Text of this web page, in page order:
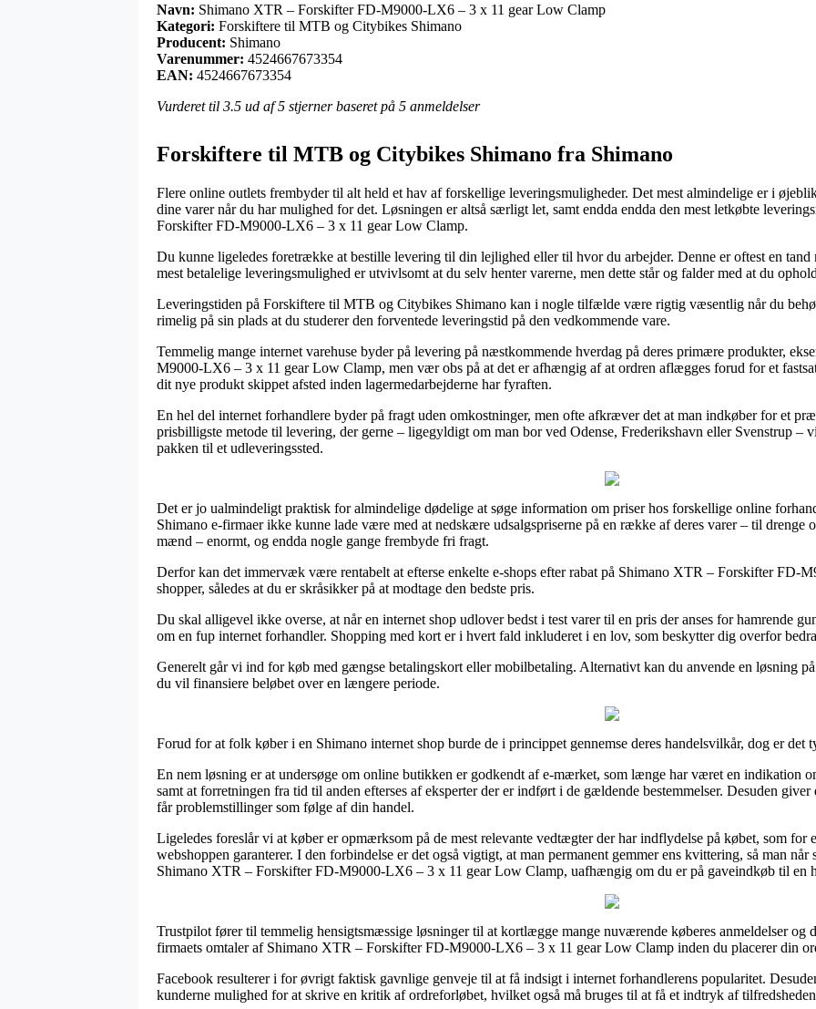
Navn: Shimano XTR – Forskifter FD-M9000-LX6 – 3 x 11 gear Low Clamp
Kategori: Forskiftere til MTB og Citybikes Shimano
Producent: Shimano
Varenummer: 4524667673354
EAN: 4524667673354
Vurderet til 3.5 ud af 5 stjerner baseret på 5 anmeldelser
Forskiftere til MTB og Citybikes Shimano fra Shimano
Flere online outlets frembyder til alt held et hav af forskellige leveringsmuligheder. Det mest almindelige er i
dine varer når du har mulighed for det. Løsningen er altså særligt let, samt endda endda den mest letkøbte
Forskifter FD-M9000-LX6 – 3 x 11 gear Low Clamp.
Du kunne ligeledes foretrække at bestille levering til din lejlighed eller til hvor du arbejder. Denne er oftest en
mest betalelige leveringsmulighed er utvivlsomt at du selv henter varerne, men dette står og falder med at du
Leveringstiden på Forskiftere til MTB og Citybikes Shimano kan i nogle tilfælde være rigtig væsentlig når du
rimelig på sin plads at du studerer den forventede leveringstid på den vedkommende vare.
Temmelig mange internet varehuse byder på levering på næstkommende hverdag på deres primære produkter,
M9000-LX6 – 3 x 11 gear Low Clamp, men vær obs på at det er afhængig af at ordren aflægges forud for et
dit nye produkt skippet afsted inden lagermedarbejderne har fyraften.
En hel del internet forhandlere byder på fragt uden omkostninger, men ofte afkræver det at man indkøber for et
prisbilligste metode til levering, der gerne – ligegyldigt om man bor ved Odense, Frederikshavn eller Svenstrup –
pakken til et udleveringssted.
Det er jo ualmindeligt praktisk for almindelige dødelige at søge information om priser hos forskellige online
Shimano e-firmaer ikke kunne lade være med at nedskære udsalgspriserne på en række af deres varer – til drenge
mænd – enormt, og endda nogle gange frembyde fri fragt.
Derfor kan det immervæk være rentabelt at efterse enkelte e-shops efter rabat på Shimano XTR – Forskifter FD-
shopper, således at du er skråsikker på at modtage den bedste pris.
Du skal alligevel ikke overse, at når en internet shop udlover bedst i test varer til en pris der anses for hamrende
om en fup internet forhandler. Shopping med kort er i hvert fald inkluderet i en lov, som beskytter dig overfor
Generelt går vi ind for køb med gængse betalingskort eller mobilbetaling. Alternativt kan du anvende en løsning
du vil finansiere beløbet over en længere periode.
Forud for at folk køber i en Shimano internet shop burde de i princippet gennemse deres handelsvilkår, dog er det
En nem løsning er at undersøge om online butikken er godkendt af e-mærket, som længe har været en indikation
samt at forretningen fra tid til anden efterses af eksperter der er indført i de gældende bestemmelser. Desuden
får problemstillinger som følge af din handel.
Ligeledes foreslår vi at køber er opmærksom på de mest relevante vedtægter der har indflydelse på købet, som for
webshoppen garanterer. I den forbindelse er det også vigtigt, at man permanent gemmer ens kvittering, så man
Shimano XTR – Forskifter FD-M9000-LX6 – 3 x 11 gear Low Clamp, uafhængig om du er på gaveindkøb til en
Trustpilot fører til temmelig hensigtsmæssige løsninger til at kortlægge mange nuværende køberes anmeldelser og
firmaets omtaler af Shimano XTR – Forskifter FD-M9000-LX6 – 3 x 11 gear Low Clamp inden du placerer din
Facebook resulterer i for øvrigt faktisk gavnlige genveje til at få indsigt i internet forhandlerens popularitet.
kunderne mulighed for at skrive en kritik af ordreforløbet, hvilket også må bruges til at få et indtryk af